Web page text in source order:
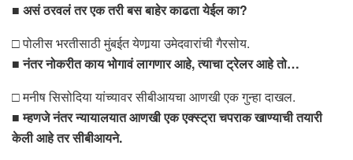
■ असं ठरवलं तर एक तरी बस बाहेर काढता येईल का?
□ पोलीस भरतीसाठी मुंबईत येणार्‍या उमेदवारांची गैरसोय.
■नंतर नोकरीत काय भोगावं लागणार आहे, त्याचा ट्रेलर आहे तो…
□ मनीष सिसोदिया यांच्यावर सीबीआयचा आणखी एक गुन्हा दाखल.
■म्हणजे नंतर न्यायालयात आणखी एक एक्स्ट्रा चपराक खाण्याची तयारी
केली आहे तर सीबीआयने.